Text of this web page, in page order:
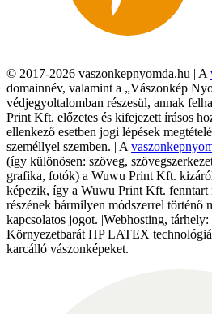
© 2017-2026 vaszonkepnyomda.hu | A
domainnév, valamint a „Vászonkép
védjegyoltalomban részesül, annak
Print Kft. előzetes és kifejezett írásos
ellenkező esetben jogi lépések
személlyel szemben. | A
(így különösen: szöveg,
grafika, fotók) a Wuwu Print Kft.
képezik, így a Wuwu Print Kft. fenntart
részének bármilyen módszerrel történő
kapcsolatos jogot. |Webhosting,
Környezetbarát HP LATEX
karcálló vászonképeket.